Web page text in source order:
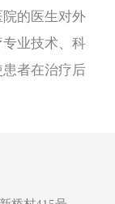
的医生对外
业技术、科
者在治疗后